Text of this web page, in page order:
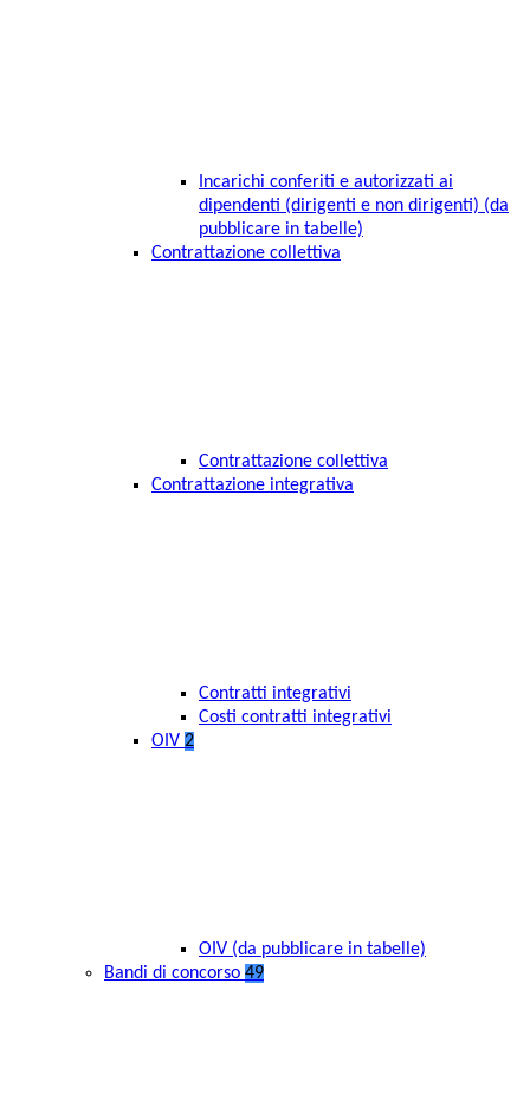
Incarichi conferiti e autorizzati ai
dipendenti (dirigenti e non dirigenti) (da
pubblicare in tabelle)
Contrattazione collettiva
Contrattazione collettiva
Contrattazione integrativa
Contratti integrativi
Costi contratti integrativi
OIV 2
OIV (da pubblicare in tabelle)
Bandi di concorso 49